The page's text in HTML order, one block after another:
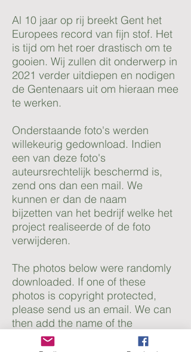
Al 10 jaar op rij breekt Gent het
Europees record van fijn stof. Het
is tijd om het roer drastisch om te
gooien. Wij zullen dit onderwerp in
2021 verder uitdiepen en nodigen
de Gentenaars uit om hieraan mee
te werken.
Onderstaande foto's werden
willekeurig gedownload. Indien
een van deze foto's
auteursrechtelijk beschermd is,
zend ons dan een mail. We
kunnen er dan de naam
bijzetten van het bedrijf welke het
project realiseerde of de foto
verwijderen.
The photos below were randomly
downloaded. If one of these
photos is copyright protected,
please send us an email. We can
then add the name of the
company that realized the project